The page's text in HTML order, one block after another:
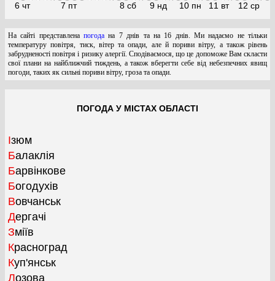
6 чт 7 пт 8 сб 9 нд 10 пн 11 вт 12 ср
На сайті представленапогода на 7 днів та на 16 днів. Ми надаємо не тільки
температуру повітря, тиск, вітер та опади, але й пориви вітру, а також рівень
забрудненості повітря і ризику алергії. Сподіваємося, що це допоможе Вам скласти
свої плани на найближчий тиждень, а також вберегти себе від небезпечних явищ
погоди, таких як сильні пориви вітру, гроза та опади.
ПОГОДА У МІСТАХ ОБЛАСТІ
Ізюм
Балаклія
Барвінкове
Богодухів
Вовчанськ
Дергачі
Зміїв
Красноград
Куп'янськ
Лозова